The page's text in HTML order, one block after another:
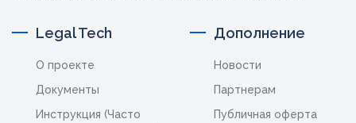
Legal Tech
О проекте
Документы
Инструкция (Часто
Дополнение
Новости
Партнерам
Публичная оферта